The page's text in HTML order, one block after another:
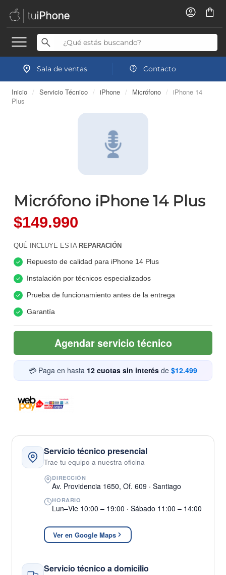
Sala de ventas Contacto
Inicio / Servicio Técnico / iPhone / Micrófono / iPhone 14
Plus
Micrófono iPhone 14 Plus
$149.990
QUÉ INCLUYE ESTA REPARACIÓN
Repuesto de calidad para iPhone 14 Plus
Instalación por técnicos especializados
Prueba de funcionamiento antes de la entrega
Garantía
Agendar servicio técnico
💳 Paga en hasta 12 cuotas sin interés de $12.499
Servicio técnico presencial
Trae tu equipo a nuestra oficina
DIRECCIÓN
Av. Providencia 1650, Of. 609 · Santiago
HORARIO
Lun–Vie 10:00 – 19:00 · Sábado 11:00 – 14:00
Ver en Google Maps
Servicio técnico a domicilio